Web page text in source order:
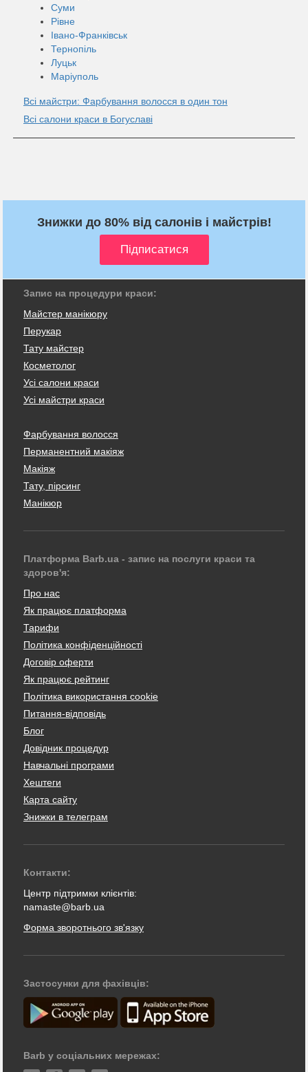
Суми
Рівне
Івано-Франківськ
Тернопіль
Луцьк
Маріуполь
Всі майстри: Фарбування волосся в один тон
Всі салони краси в Богуславі
Знижки до 80% від салонів і майстрів!
Запис на процедури краси:
Майстер манікюру
Перукар
Тату майстер
Косметолог
Усі салони краси
Усі майстри краси
Фарбування волосся
Перманентний макіяж
Макіяж
Тату, пірсинг
Манікюр
Платформа Barb.ua - запис на послуги краси та
здоров'я:
Про нас
Як працює платформа
Тарифи
Політика конфіденційності
Договір оферти
Як працює рейтинг
Політика використання cookie
Питання-відповідь
Блог
Довідник процедур
Навчальні програми
Хештеги
Карта сайту
Знижки в телеграм
Контакти:
Центр підтримки клієнтів:
namaste@barb.ua
Форма зворотнього зв'язку
Застосунки для фахівців:
Barb у соціальних мережах: